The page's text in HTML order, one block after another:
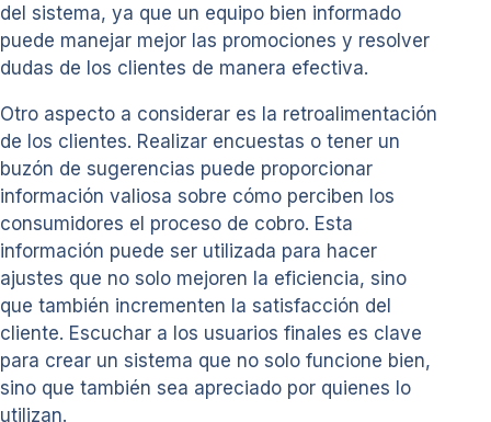
del sistema, ya que un equipo bien informado
puede manejar mejor las promociones y resolver
dudas de los clientes de manera efectiva.
Otro aspecto a considerar es la retroalimentación
de los clientes. Realizar encuestas o tener un
buzón de sugerencias puede proporcionar
información valiosa sobre cómo perciben los
consumidores el proceso de cobro. Esta
información puede ser utilizada para hacer
ajustes que no solo mejoren la eficiencia, sino
que también incrementen la satisfacción del
cliente. Escuchar a los usuarios finales es clave
para crear un sistema que no solo funcione bien,
sino que también sea apreciado por quienes lo
utilizan.